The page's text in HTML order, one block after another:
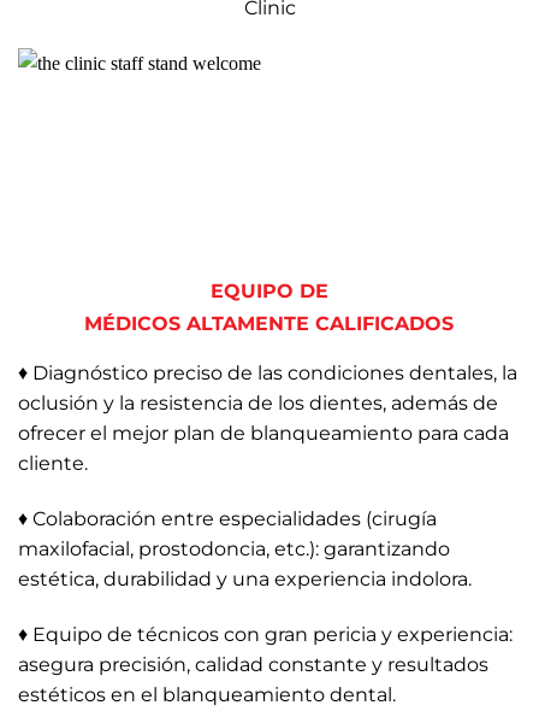
Clinic
EQUIPO DE
MÉDICOS ALTAMENTE CALIFICADOS
♦ Diagnóstico preciso de las condiciones dentales, la
oclusión y la resistencia de los dientes, además de
ofrecer el mejor plan de blanqueamiento para cada
cliente.
♦ Colaboración entre especialidades (cirugía
maxilofacial, prostodoncia, etc.): garantizando
estética, durabilidad y una experiencia indolora.
♦ Equipo de técnicos con gran pericia y experiencia:
asegura precisión, calidad constante y resultados
estéticos en el blanqueamiento dental.